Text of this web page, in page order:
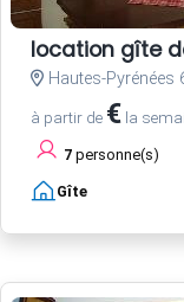
location gîte
Hautes-Pyrénées
à partir de € la
7 personne(s)
Gîte